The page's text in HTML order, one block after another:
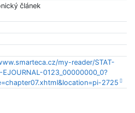
článek
my-reader/STAT-
EJOURNAL-0123_00000000_0?
2725